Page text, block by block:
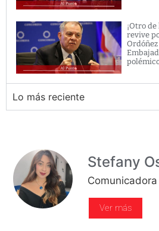
¡Otro
revive
Lo más reciente
Stefany
Ver más